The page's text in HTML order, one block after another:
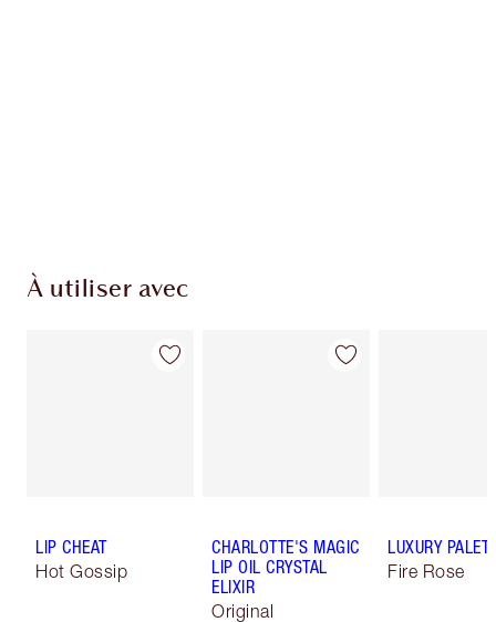
À utiliser avec
LIP CHEAT
Hot Gossip
CHARLOTTE'S MAGIC
LIP OIL CRYSTAL
ELIXIR
Original
LUXURY
Fire Rose